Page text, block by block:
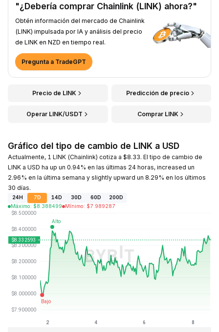
"¿Debería comprar Chainlink (LINK) ahora?"
Obtén información del mercado de Chainlink
(LINK) impulsada por IA y análisis del precio
de LINK en NZD en tiempo real.
Pregunta a TradeGPT
Precio de LINK Predicción de precio
Operar LINK/USDT Comprar LINK
Gráfico del tipo de cambio de LINK a USD
Actualmente, 1 LINK (Chainlink) cotiza a $8.33. El tipo de cambio de
LINK a USD ha up un 0.94% en las últimas 24 horas, increased un
2.96% en la última semana y slightly upward un 8.29% en los últimos
30 días.
24H 7D 14D 30D 60D
200D
Máximo: $8.388499 Mínimo: $7.989287
Última actualización: 2026-08-08, 16:53 GMT+0
Máximo histórico
$0.148183